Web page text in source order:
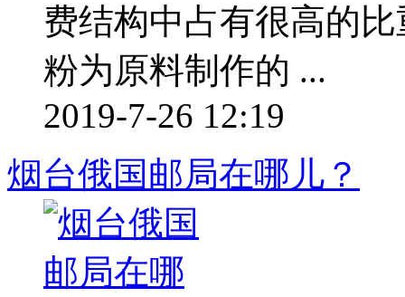
费结构中占有很高的
粉为原料制作的 ...
2019-7-26 12:19
烟台俄国邮局在哪儿？